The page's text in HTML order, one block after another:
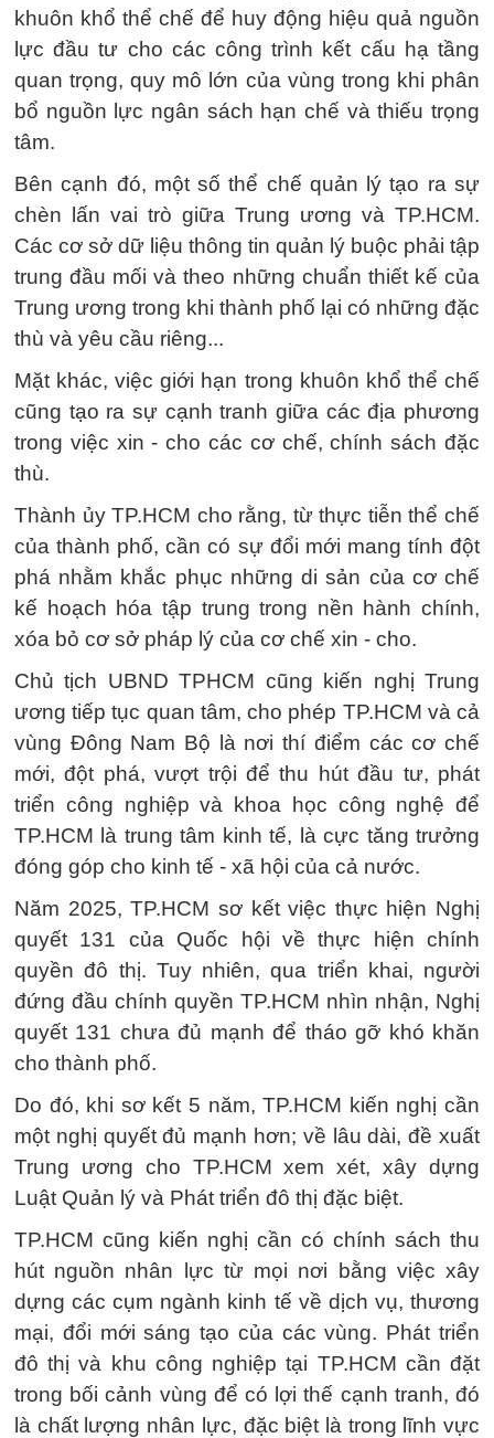
khuôn khổ thể chế để huy động hiệu quả nguồn
lực đầu tư cho các công trình kết cấu hạ tầng
quan trọng, quy mô lớn của vùng trong khi phân
bổ nguồn lực ngân sách hạn chế và thiếu trọng
tâm.
Bên cạnh đó, một số thể chế quản lý tạo ra sự
chèn lấn vai trò giữa Trung ương và TP.HCM.
Các cơ sở dữ liệu thông tin quản lý buộc phải tập
trung đầu mối và theo những chuẩn thiết kế của
Trung ương trong khi thành phố lại có những đặc
thù và yêu cầu riêng...
Mặt khác, việc giới hạn trong khuôn khổ thể chế
cũng tạo ra sự cạnh tranh giữa các địa phương
trong việc xin - cho các cơ chế, chính sách đặc
thù.
Thành ủy TP.HCM cho rằng, từ thực tiễn thể chế
của thành phố, cần có sự đổi mới mang tính đột
phá nhằm khắc phục những di sản của cơ chế
kế hoạch hóa tập trung trong nền hành chính,
xóa bỏ cơ sở pháp lý của cơ chế xin - cho.
Chủ tịch UBND TPHCM cũng kiến nghị Trung
ương tiếp tục quan tâm, cho phép TP.HCM và cả
vùng Đông Nam Bộ là nơi thí điểm các cơ chế
mới, đột phá, vượt trội để thu hút đầu tư, phát
triển công nghiệp và khoa học công nghệ để
TP.HCM là trung tâm kinh tế, là cực tăng trưởng
đóng góp cho kinh tế - xã hội của cả nước.
Năm 2025, TP.HCM sơ kết việc thực hiện Nghị
quyết 131 của Quốc hội về thực hiện chính
quyền đô thị. Tuy nhiên, qua triển khai, người
đứng đầu chính quyền TP.HCM nhìn nhận, Nghị
quyết 131 chưa đủ mạnh để tháo gỡ khó khăn
cho thành phố.
Do đó, khi sơ kết 5 năm, TP.HCM kiến nghị cần
một nghị quyết đủ mạnh hơn; về lâu dài, đề xuất
Trung ương cho TP.HCM xem xét, xây dựng
Luật Quản lý và Phát triển đô thị đặc biệt.
TP.HCM cũng kiến nghị cần có chính sách thu
hút nguồn nhân lực từ mọi nơi bằng việc xây
dựng các cụm ngành kinh tế về dịch vụ, thương
mại, đổi mới sáng tạo của các vùng. Phát triển
đô thị và khu công nghiệp tại TP.HCM cần đặt
trong bối cảnh vùng để có lợi thế cạnh tranh, đó
là chất lượng nhân lực, đặc biệt là trong lĩnh vực